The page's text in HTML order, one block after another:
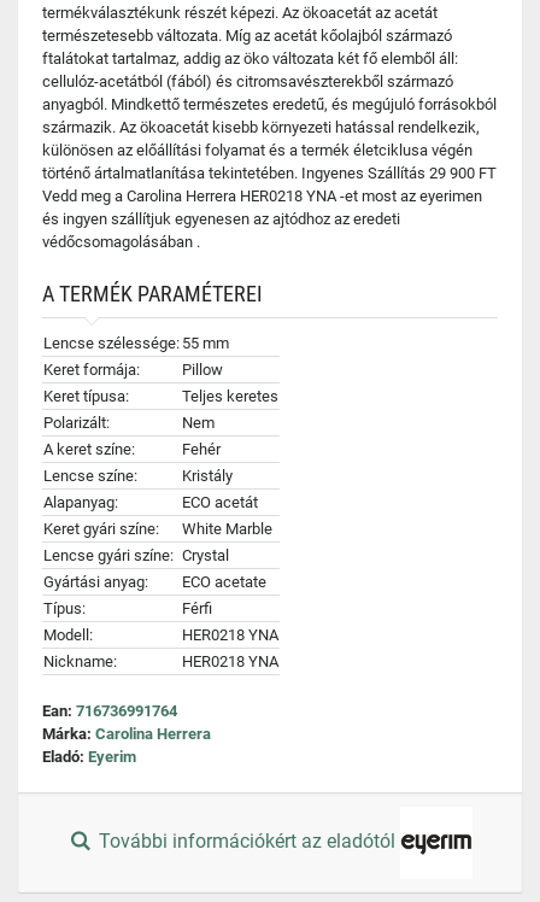
termékválasztékunk részét képezi. Az ökoacetát az acetát
természetesebb változata. Míg az acetát kőolajból származó
ftalátokat tartalmaz, addig az öko változata két fő elemből áll:
cellulóz-acetátból (fából) és citromsavészterekből származó
anyagból. Mindkettő természetes eredetű, és megújuló forrásokból
származik. Az ökoacetát kisebb környezeti hatással rendelkezik,
különösen az előállítási folyamat és a termék életciklusa végén
történő ártalmatlanítása tekintetében. Ingyenes Szállítás 29 900 FT
Vedd meg a Carolina Herrera HER0218 YNA -et most az eyerimen
és ingyen szállítjuk egyenesen az ajtódhoz az eredeti
védőcsomagolásában .
A TERMÉK PARAMÉTEREI
Lencse szélessége: 55 mm
Keret formája:
Pillow
Keret típusa:
Teljes keretes
Polarizált:
Nem
A keret színe:
Fehér
Lencse színe:
Kristály
Alapanyag:
ECO acetát
Keret gyári színe:
White Marble
Lencse gyári színe: Crystal
Gyártási anyag:
ECO acetate
Típus:
Férfi
Modell:
HER0218 YNA
Nickname:
HER0218 YNA
Ean: 716736991764
Márka: Carolina Herrera
Eladó: Eyerim
További információkért az eladótól